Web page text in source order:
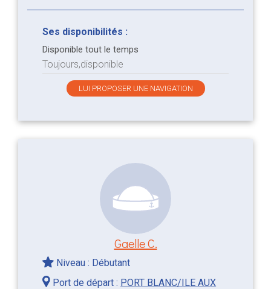
Ses disponibilités :
Disponible tout le temps
Toujours,disponible
LUI PROPOSER UNE NAVIGATION
Gaelle C.
Niveau : Débutant
Port de départ : PORT BLANC/ILE AUX